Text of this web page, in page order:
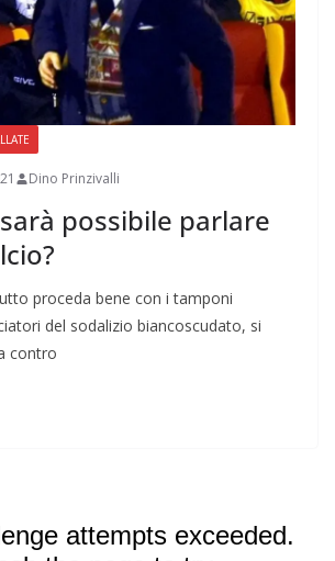
Dino Prinzivalli
possibile parlare
proceda bene con i tamponi
del sodalizio biancoscudato, si
contro